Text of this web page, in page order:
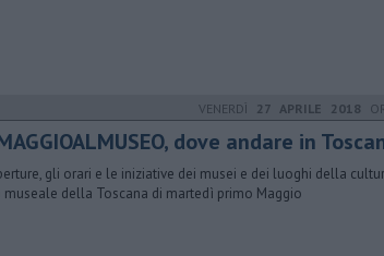
VENERDÌ 27 APRILE 2018
dove andare in
gli orari e le iniziative dei musei e dei luoghi della
museale della Toscana di martedì primo Maggio